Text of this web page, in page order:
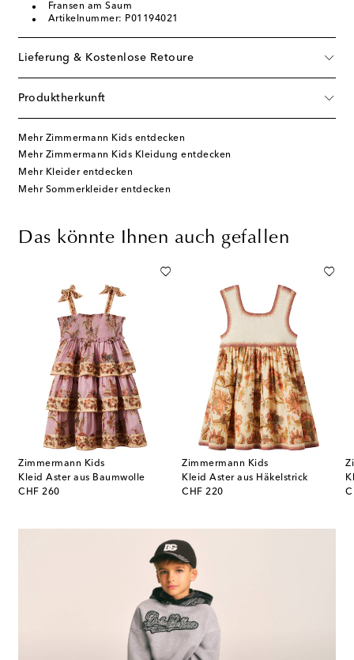
Fransen am Saum
Artikelnummer: P01194021
Lieferung & Kostenlose Retoure
Produktherkunft
Mehr Zimmermann Kids entdecken
Mehr Zimmermann Kids Kleidung entdecken
Mehr Kleider entdecken
Mehr Sommerkleider entdecken
Das könnte Ihnen auch gefallen
Zimmermann Kids
Kleid Aster aus Baumwolle
CHF 260
original price
Zimmermann Kids
Kleid Aster aus Häkelstrick
CHF 220
original price